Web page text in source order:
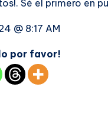
Sé el primero en
@ 8:17 AM
por favor!